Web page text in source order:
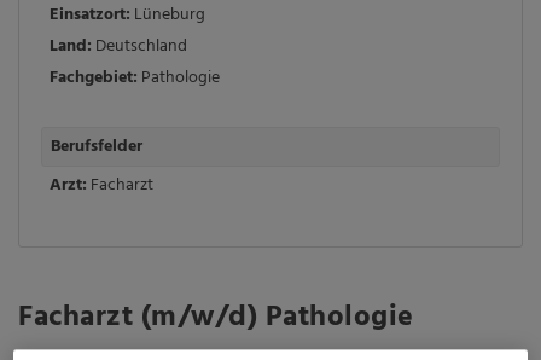
Einsatzort: Lüneburg
Land: Deutschland
Fachgebiet: Pathologie
Berufsfelder
Arzt: Facharzt
Facharzt (m/w/d) Pathologie